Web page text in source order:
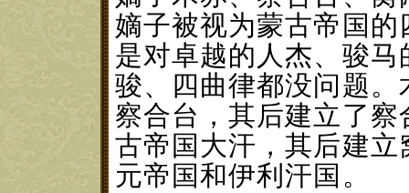
嫡子被视为蒙古帝国
是对卓越的人杰、骏
骏、四曲律都没问题
察合台，其后建立了
古帝国大汗，其后建
元帝国和伊利汗国。